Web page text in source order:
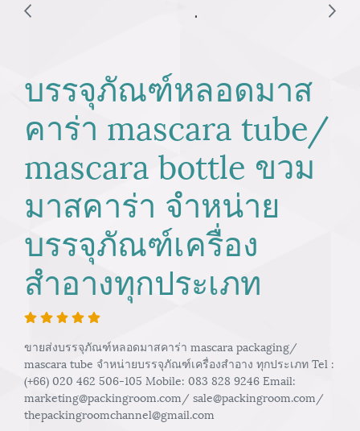
บรรจุภัณฑ์หลอดมาส
คาร่า mascara tube/
mascara bottle ขวม
มาสคาร่า จำหน่าย
บรรจุภัณฑ์เครื่อง
สำอางทุกประเภท
ขายส่งบรรจุภัณฑ์หลอดมาสคาร่า mascara packaging/
mascara tube จำหน่ายบรรจุภัณฑ์เครื่องสำอาง ทุกประเภท Tel :
(+66) 020 462 506-105 Mobile: 083 828 9246 Email:
marketing@packingroom.com/ sale@packingroom.com/
thepackingroomchannel@gmail.com